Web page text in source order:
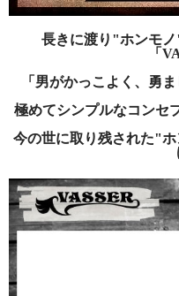
長きに渡り"ホンモ
「
「男がかっこよく、勇
極めてシンプルなコンセ
今の世に取り残された"